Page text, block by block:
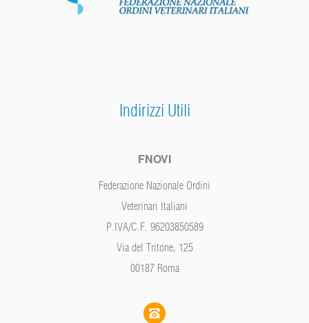
Indirizzi Utili
FNOVI
Federazione Nazionale Ordini
Veterinari Italiani
P.IVA/C.F. 96203850589
Via del Tritone, 125
00187 Roma